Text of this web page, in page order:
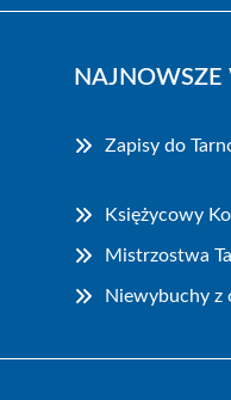
NAJNOWSZE
Zapisy do
Księżycowy
Mistrzostwa
Niewybuchy z